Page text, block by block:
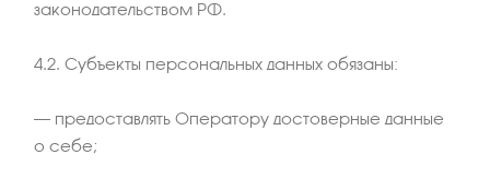
законодательством РФ.
4.2. Субъекты персональных данных обязаны:
– предоставлять Оператору достоверные данные
о себе;